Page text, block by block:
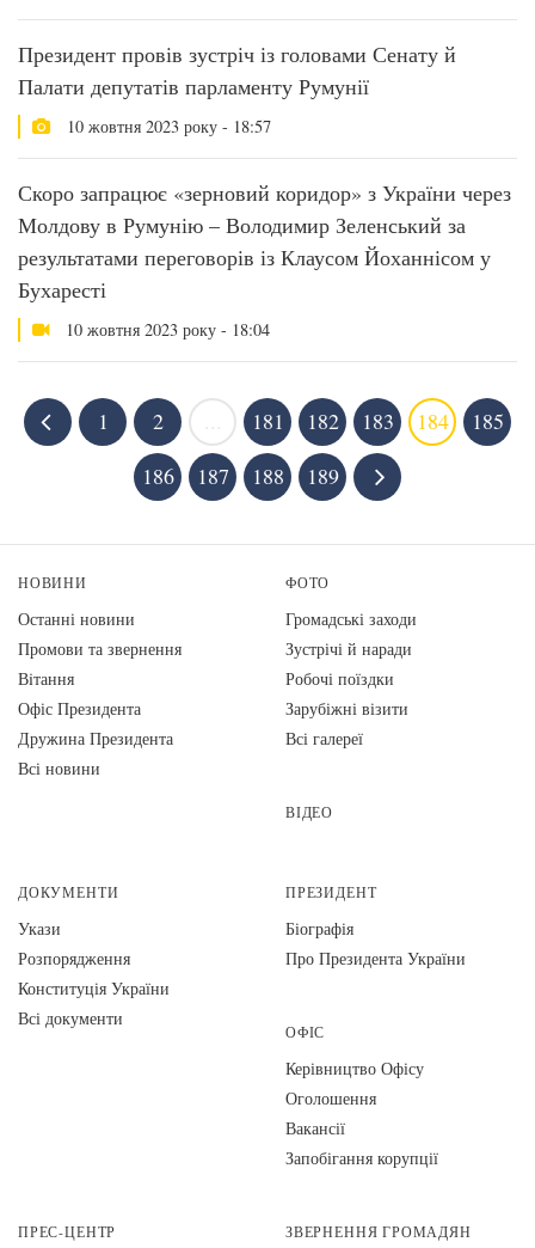
Президент провів зустріч із головами Сенату й
Палати депутатів парламенту Румунії
10 жовтня 2023 року - 18:57
Скоро запрацює «зерновий коридор» з України через
Молдову в Румунію – Володимир Зеленський за
результатами переговорів із Клаусом Йоханнісом у
Бухаресті
10 жовтня 2023 року - 18:04
1 2 181 182 183 184
185
186
187 188 189
НОВИНИ
Останні новини
Промови та звернення
Вiтання
Офіс Президента
Дружина Президента
Всі новини
ФОТО
Громадські заходи
Зустрічі й наради
Робочі поїздки
Зарубіжні візити
Всі галереї
ВІДЕО
ДОКУМЕНТИ
Укази
Розпорядження
Конституція України
Всі документи
ПРЕЗИДЕНТ
Біографія
Про Президента України
ОФІС
Керівництво Офісу
Оголошення
Вакансії
Запобігання корупції
ПРЕС-ЦЕНТР ЗВЕРНЕННЯ ГРОМАДЯН